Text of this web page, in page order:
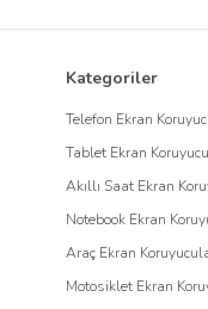
cihazların korunması için
kullanıcı odaklı tasarımı
Kategoriler
Telefon Ekran
Tablet Ekran
Akıllı Saat Ekran
Notebook Ekran
Araç Ekran
Motosiklet Ekran